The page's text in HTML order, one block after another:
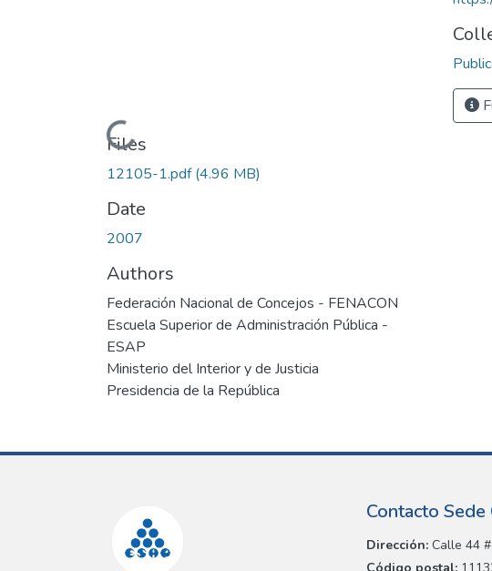
Loading...
Files
12105-1.pdf(4.96 MB)
Date
2007
Authors
Federación Nacional de Concejos - FENACON
Escuela Superior de Administración Pública -
ESAP
Ministerio del Interior y de Justicia
Presidencia de la República
Contacto Sede
Dirección: Calle 44